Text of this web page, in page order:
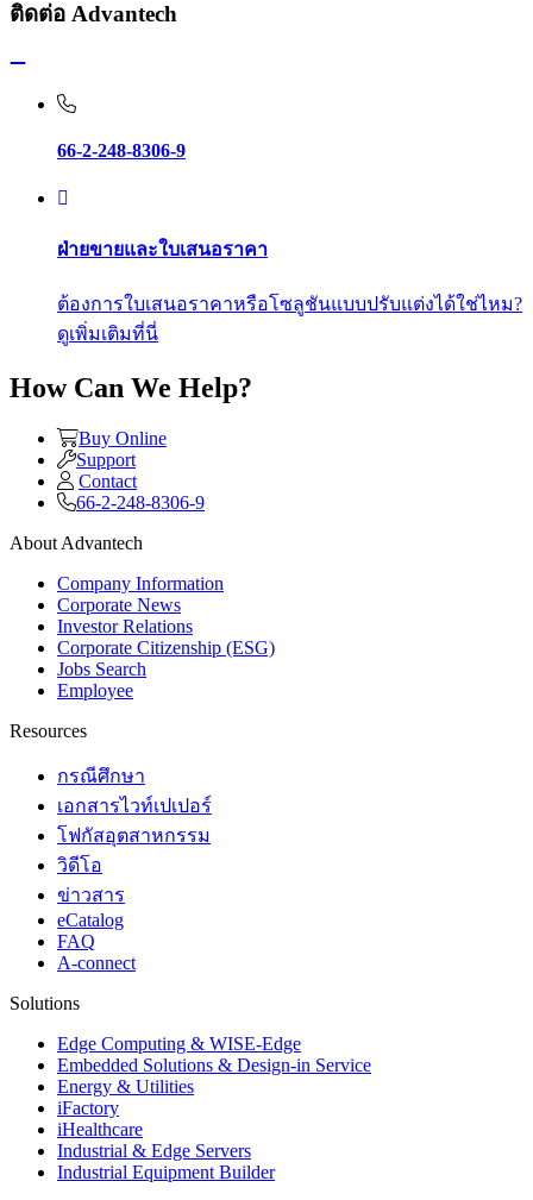
ติดต่อ Advantech
66-2-248-8306-9
ฝ่ายขายและใบเสนอราคา
ต้องการใบเสนอราคาหรือโซลูชันแบบปรับแต่งได้ใช่ไหม?
ดูเพิ่มเติมที่นี่
How Can We Help?
Buy Online
Support
Contact
66-2-248-8306-9
About Advantech
Company Information
Corporate News
Investor Relations
Corporate Citizenship (ESG)
Jobs Search
Employee
Resources
กรณีศึกษา
เอกสารไวท์เปเปอร์
โฟกัสอุตสาหกรรม
วิดีโอ
ข่าวสาร
eCatalog
FAQ
A-connect
Solutions
Edge Computing & WISE-Edge
Embedded Solutions & Design-in Service
Energy & Utilities
iFactory
iHealthcare
Industrial & Edge Servers
Industrial Equipment Builder